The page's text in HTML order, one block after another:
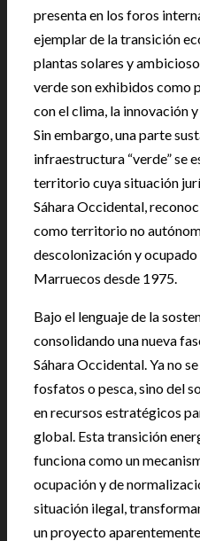
presenta en los foros
ejemplar de la transición
plantas solares y
verde son exhibidos como
con el clima, la innovación
Sin embargo, una parte
infraestructura “verde” se
territorio cuya situación
Sáhara Occidental,
como territorio no
descolonización y
Marruecos desde 1975.
Bajo el lenguaje de la
consolidando una nueva
Sáhara Occidental. Ya no
fosfatos o pesca, sino del
en recursos estratégicos
global. Esta transición
funciona como un
ocupación y de
situación ilegal,
un proyecto